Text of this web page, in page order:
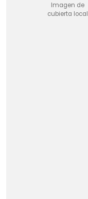
Imagen de
cubierta local